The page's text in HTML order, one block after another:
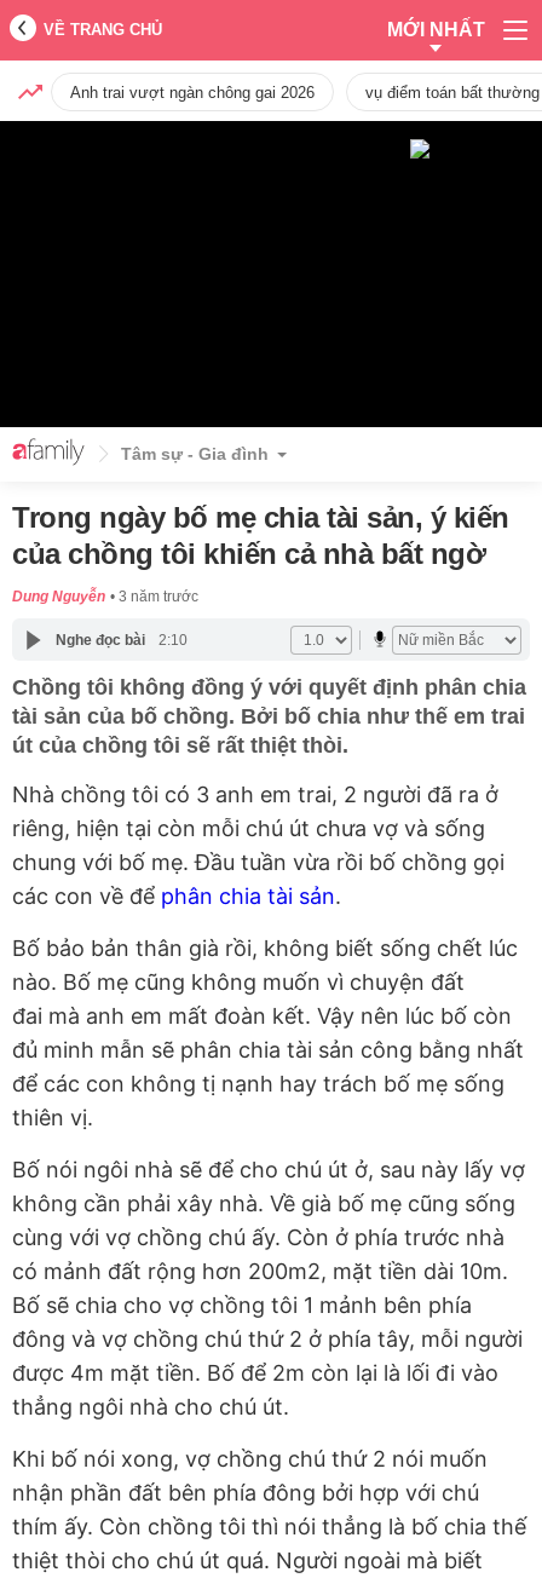
VỀ TRANG CHỦ MỚI NHẤT
Anh trai vượt ngàn chông gai 2026 vụ điểm toán bất
Tâm sự - Gia đình
Trong ngày bố mẹ chia tài sản, ý kiến
của chồng tôi khiến cả nhà bất ngờ
Dung Nguyễn 3 năm trước
Nghe đọc bài 2:10
Chồng tôi không đồng ý với quyết định phân chia
tài sản của bố chồng. Bởi bố chia như thế em trai
út của chồng tôi sẽ rất thiệt thòi.
Nhà chồng tôi có 3 anh em trai, 2 người đã ra ở
riêng, hiện tại còn mỗi chú út chưa vợ và sống
chung với bố mẹ. Đầu tuần vừa rồi bố chồng gọi
các con về để phân chia tài sản.
Bố bảo bản thân già rồi, không biết sống chết lúc
nào. Bố mẹ cũng không muốn vì chuyện đất
đai mà anh em mất đoàn kết. Vậy nên lúc bố còn
đủ minh mẫn sẽ phân chia tài sản công bằng nhất
để các con không tị nạnh hay trách bố mẹ sống
thiên vị.
Bố nói ngôi nhà sẽ để cho chú út ở, sau này lấy vợ
không cần phải xây nhà. Về già bố mẹ cũng sống
cùng với vợ chồng chú ấy. Còn ở phía trước nhà
có mảnh đất rộng hơn 200m2, mặt tiền dài 10m.
Bố sẽ chia cho vợ chồng tôi 1 mảnh bên phía
đông và vợ chồng chú thứ 2 ở phía tây, mỗi người
được 4m mặt tiền. Bố để 2m còn lại là lối đi vào
thẳng ngôi nhà cho chú út.
Khi bố nói xong, vợ chồng chú thứ 2 nói muốn
nhận phần đất bên phía đông bởi hợp với chú
thím ấy. Còn chồng tôi thì nói thẳng là bố chia thế
thiệt thòi cho chú út quá. Người ngoài mà biết